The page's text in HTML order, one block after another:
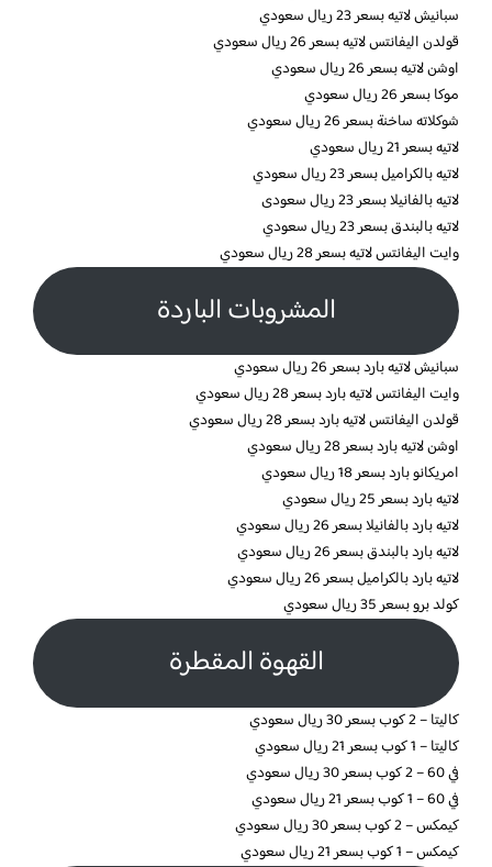
سبانيش لاتيه بسعر 23 ريال سعودي
قولدن اليفانتس لاتيه بسعر 26 ريال سعودي
اوشن لاتيه بسعر 26 ريال سعودي
موكا بسعر 26 ريال سعودي
شوكلاته ساخنة بسعر 26 ريال سعودي
لاتيه بسعر 21 ريال سعودي
لاتيه بالكراميل بسعر 23 ريال سعودي
لاتيه بالفانيلا بسعر 23 ريال سعودى
لاتيه بالبندق بسعر 23 ريال سعودي
وايت اليفانتس لاتيه بسعر 28 ريال سعودي
المشروبات الباردة
سبانيش لاتيه بارد بسعر 26 ريال سعودي
وايت اليفانتس لاتيه بارد بسعر 28 ريال سعودي
قولدن اليفانتس لاتيه بارد بسعر 28 ريال سعودي
اوشن لاتيه بارد بسعر 28 ريال سعودي
امريكانو بارد بسعر 18 ريال سعودي
لاتيه بارد بسعر 25 ريال سعودي
لاتيه بارد بالفانيلا بسعر 26 ريال سعودي
لاتيه بارد بالبندق بسعر 26 ريال سعودي
لاتيه بارد بالكراميل بسعر 26 ريال سعودي
كولد برو بسعر 35 ريال سعودي
القهوة المقطرة
كاليتا – 2 كوب بسعر 30 ريال سعودي
كاليتا – 1 كوب بسعر 21 ريال سعودي
في 60 – 2 كوب بسعر 30 ريال سعودي
في 60 – 1 كوب بسعر 21 ريال سعودي
كيمكس – 2 كوب بسعر 30 ريال سعودي
كيمكس – 1 كوب بسعر 21 ريال سعودي